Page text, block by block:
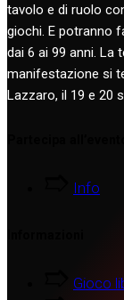
tavolo e di ruolo
giochi. E potranno
dai 6 ai 99 anni. La
manifestazione si
Lazzaro, il 19 e 20
Info
Gioco